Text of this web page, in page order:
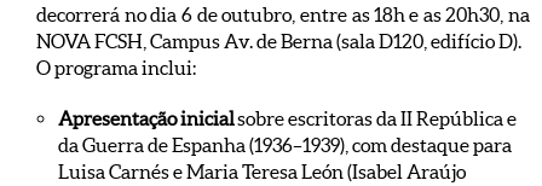
decorrerá no dia 6 de outubro, entre as 18h e as 20h30, na
NOVA FCSH, Campus Av. de Berna (sala D120, edifício D).
O programa inclui:
Apresentação inicialsobre escritoras da II República e
da Guerra de Espanha (1936–1939), com destaque para
Luisa Carnés e Maria Teresa León (Isabel Araújo